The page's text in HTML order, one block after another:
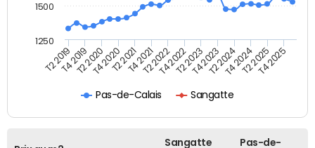
Pas-de-Calais Sangatte
T2 2019T4 2019T2 2020T4 2020T2 2021T4 2021T2 2022T4 2022T2 2023T4 2023T2 2024T4 2024T2 2025T4 2025
1250
1500
Sangatte Pas-de-